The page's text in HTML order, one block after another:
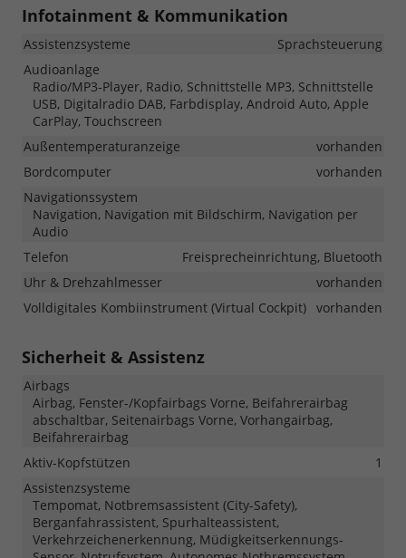
Infotainment & Kommunikation
Assistenzsysteme
Sprachsteuerung
Audioanlage
Radio/MP3-Player, Radio, Schnittstelle MP3, Schnittstelle
USB, Digitalradio DAB, Farbdisplay, Android Auto, Apple
CarPlay, Touchscreen
Außentemperaturanzeige
vorhanden
Bordcomputer
vorhanden
Navigationssystem
Navigation, Navigation mit Bildschirm, Navigation per
Audio
Telefon
Freisprecheinrichtung, Bluetooth
Uhr & Drehzahlmesser
vorhanden
Volldigitales Kombiinstrument (Virtual Cockpit) vorhanden
Sicherheit & Assistenz
Airbags
Airbag, Fenster-/Kopfairbags Vorne, Beifahrerairbag
abschaltbar, Seitenairbags Vorne, Vorhangairbag,
Beifahrerairbag
Aktiv-Kopfstützen
1
Assistenzsysteme
Tempomat, Notbremsassistent (City-Safety),
Berganfahrassistent, Spurhalteassistent,
Verkehrzeichenerkennung, Müdigkeitserkennungs-